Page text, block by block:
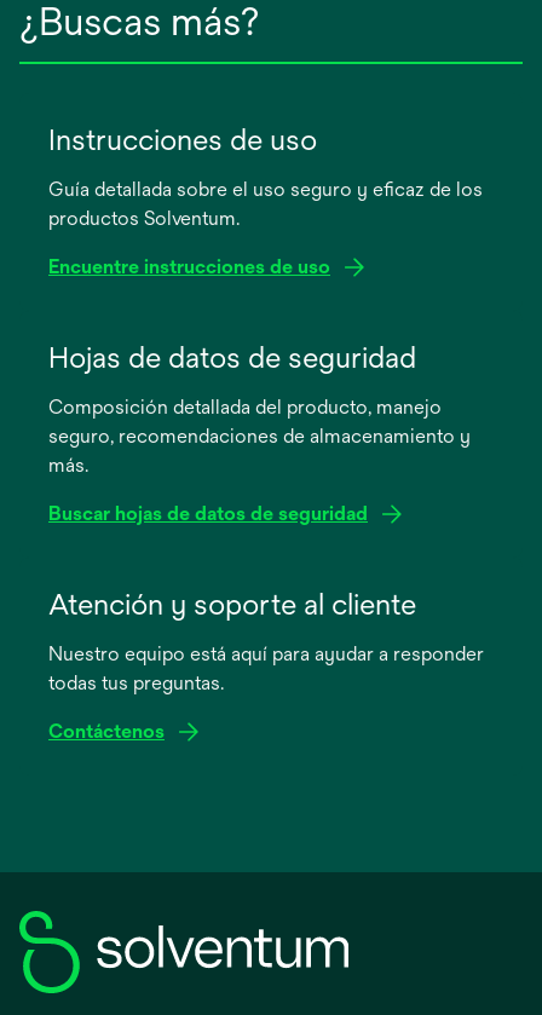
¿Buscas más?
Instrucciones de uso
Guía detallada sobre el uso seguro y eficaz de los
productos Solventum.
Encuentre instrucciones de uso
abre
pestaña
nueva
Hojas de datos de seguridad
Composición detallada del producto, manejo
seguro, recomendaciones de almacenamiento y
más.
Buscar hojas de datos de seguridad
abre
pestaña
Atención y soporte al cliente
Nuestro equipo está aquí para ayudar a responder
todas tus preguntas.
Contáctenos